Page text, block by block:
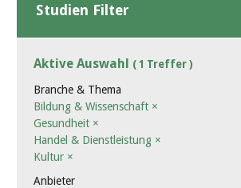
Studien Filter
Aktive Auswahl ( 1 Treffer )
Branche & Thema
Bildung & Wissenschaft ×
Gesundheit ×
Handel & Dienstleistung ×
Kultur ×
Anbieter